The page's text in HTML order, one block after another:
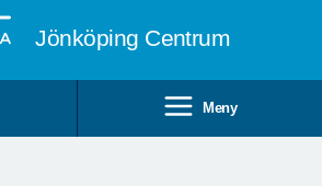
Jönköping Centrum
Meny